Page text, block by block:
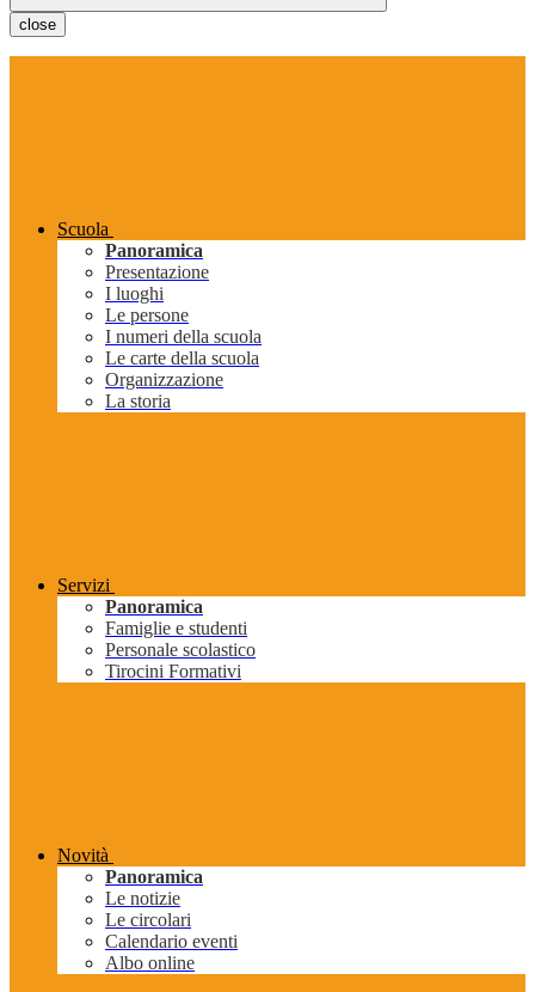
close
Scuola
Panoramica
Presentazione
I luoghi
Le persone
I numeri della scuola
Le carte della scuola
Organizzazione
La storia
Servizi
Panoramica
Famiglie e studenti
Personale scolastico
Tirocini Formativi
Novità
Panoramica
Le notizie
Le circolari
Calendario eventi
Albo online